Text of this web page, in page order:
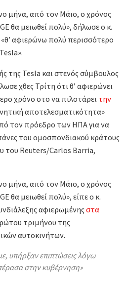
μήνα, από τον Μάιο, ο χρόνος
θα μειωθεί πολύ», δήλωσε ο κ.
αφιερώνω πολύ περισσότερο
της Tesla και στενός σύμβουλος
χθες Τρίτη ότι θ’ αφιερώνει
χρόνο στο να πιλοτάρει την
αποτελεσματικότητα»
τον πρόεδρο των ΗΠΑ για να
του ομοσπονδιακού κράτους
του Reuters/Carlos Barria,
μήνα, από τον Μάιο, ο χρόνος
θα μειωθεί πολύ», είπε ο κ.
αφιερωμένηςστα
τριμήνου της
αυτοκινήτων.
υπήρξαν επιπτώσεις λόγω
στην κυβέρνηση»